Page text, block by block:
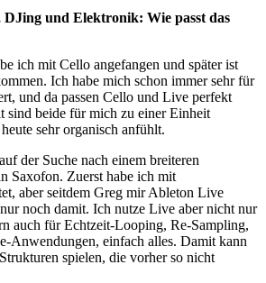
DJing und Elektronik: Wie passt das
ich mit Cello angefangen und später ist
Ich habe mich schon immer sehr für
und da passen Cello und Live perfekt
sind beide für mich zu einer Einheit
sehr organisch anfühlt.
der Suche nach einem breiteren
Saxofon. Zuerst habe ich mit
aber seitdem Greg mir Ableton Live
noch damit. Ich nutze Live aber nicht nur
auch für Echtzeit-Looping, Re-Sampling,
Anwendungen, einfach alles. Damit kann
spielen, die vorher so nicht